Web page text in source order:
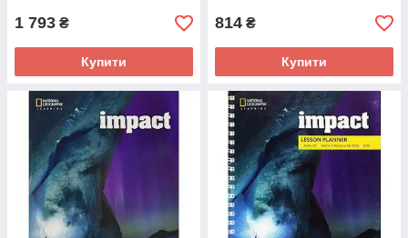
1 793 ₴
Купити
814 ₴
Купити